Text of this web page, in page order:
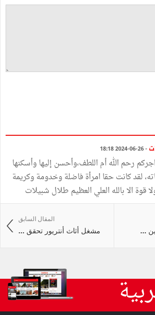
- 26-06-2024 18:18
رحم الله أم اللطف،وأحسن إليها وأسكنها
لقد كانت حقا امرأة فاضلة وخدومة وكريمة
قوة الا بالله العلي العظيم طلال شبيلات
المقال السابق
مشغل أثاث أنتريور تحقق ... ...